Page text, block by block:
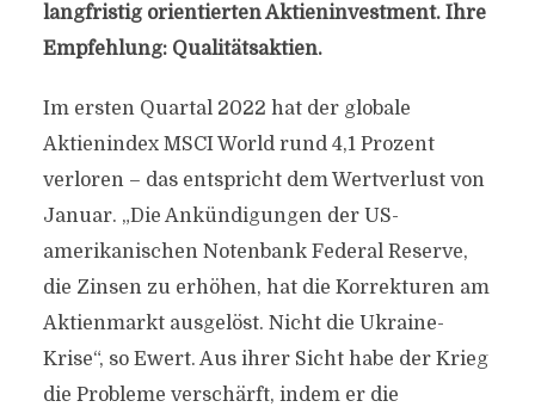
langfristig orientierten Aktieninvestment. Ihre
Empfehlung: Qualitätsaktien.
Im ersten Quartal 2022 hat der globale
Aktienindex MSCI World rund 4,1 Prozent
verloren – das entspricht dem Wertverlust von
Januar. „Die Ankündigungen der US-
amerikanischen Notenbank Federal Reserve,
die Zinsen zu erhöhen, hat die Korrekturen am
Aktienmarkt ausgelöst. Nicht die Ukraine-
Krise“, so Ewert. Aus ihrer Sicht habe der Krieg
die Probleme verschärft, indem er die